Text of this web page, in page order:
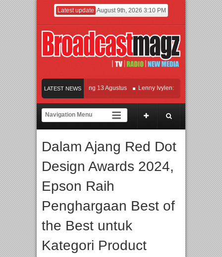
Latest update August 9th, 2026 3:10 PM
LATEST NEWS
KETOK MEJIK Siap Tayang 13 Agustus Lenny Ivylen: 26 Tahun Jaga
Universitas Agung Podomoro Jalin Kerja Sama Pendidikan dan Riset untuk
Dalam Ajang Red Dot
Design Awards 2024,
Epson Raih
Penghargaan Best of
the Best untuk
Kategori Product